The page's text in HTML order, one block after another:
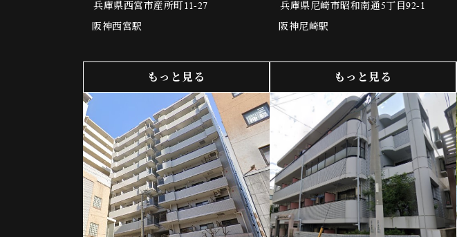
兵庫県西宮市産所町11-27
阪神西宮駅
もっと見る
兵庫県尼崎市昭和南通5丁目92-1
阪神尼崎駅
もっと見る